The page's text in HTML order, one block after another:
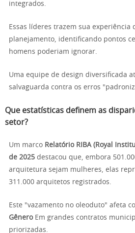
integrados.
Essas líderes trazem sua experiência
planejamento, identificando pontos
homens poderiam ignorar.
Uma equipe de design diversificada
salvaguarda contra os erros
Que estatísticas definem as
setor?
Um marco Relatório RIBA (Royal
de 2025 destacou que, embora
arquitetura sejam mulheres, elas
311.000 arquitetos registrados.
Este "vazamento no oleoduto" afeta
GêneroEm grandes contratos
priorizadas.